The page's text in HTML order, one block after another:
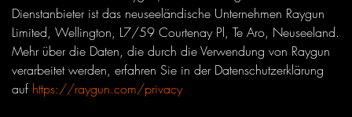
Dienstanbieter ist das neuseeländische Unternehmen Raygun
Limited, Wellington, L7/59 Courtenay Pl, Te Aro, Neuseeland.
Mehr über die Daten, die durch die Verwendung von Raygun
verarbeitet werden, erfahren Sie in der Datenschutzerklärung
auf https://raygun.com/privacy